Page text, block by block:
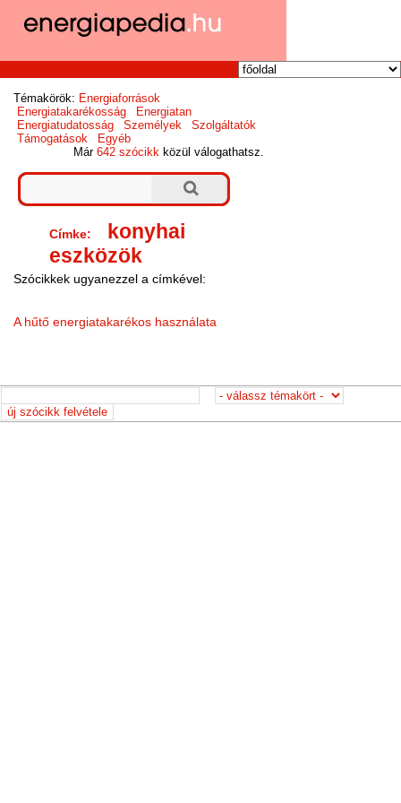
Témakörök: Energiaforrások
Energiatakarékosság
Energiatan
Energiatudatosság
Személyek
Szolgáltatók
Támogatások
Egyéb
Már642 szócikk közül válogathatsz.
Címke: konyhai
eszközök
Szócikkek ugyanezzel a címkével:
A hűtő energiatakarékos használata